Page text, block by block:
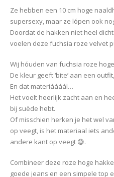
Ze hebben een 10 cm hoge
supersexy, maar ze lópen ook
Doordat de hakken niet heel
voelen deze fuchsia roze velvet
Wij hóuden van fuchsia roze
De kleur geeft ‘bite’ aan een
En dat materiáááál…
Het voelt heerlijk zacht aan en
bij suède hebt.
Of misschien herken je het wel
op veegt, is het materiaal iets
andere kant op veegt 😅.
Combineer deze roze hoge
goede jeans en een simpele top